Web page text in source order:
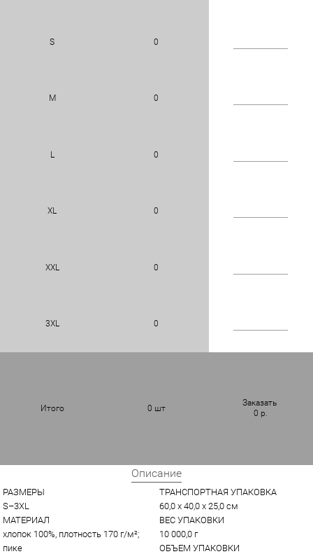
S 0
M 0
L 0
XL 0
XXL 0
3XL 0
Итого 0 шт
Заказать
0 р.
Описание
РАЗМЕРЫ
S–3XL
МАТЕРИАЛ
хлопок 100%, плотность 170 г/м²;
пике
ТРАНСПОРТНАЯ УПАКОВКА
60,0 x 40,0 x 25,0 см
ВЕС УПАКОВКИ
10 000,0 г
ОБЪЕМ УПАКОВКИ